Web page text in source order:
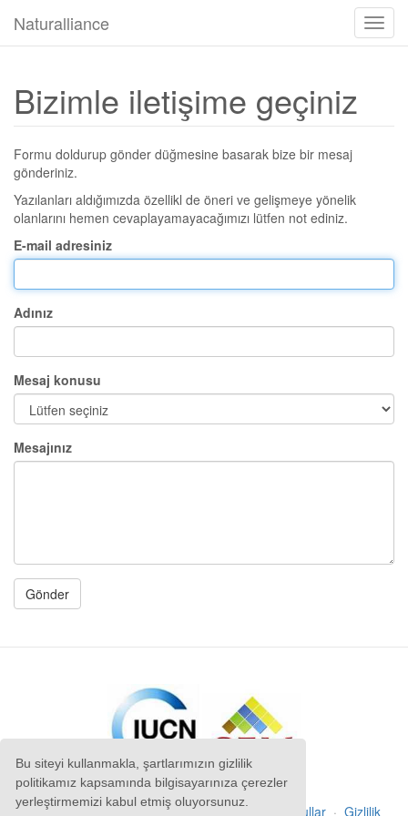
Bu siteyi kullanmakla, şartlarımızın gizlilik
politikamız kapsamında bilgisayarınıza çerezler
yerleştirmemizi kabul etmiş oluyorsunuz.
aç/
Naturalliance
Bizimle iletişime geçiniz
Formu doldurup gönder düğmesine basarak bize bir mesaj
gönderiniz.
Yazılanları aldığımızda özellikl de öneri ve gelişmeye yönelik
olanlarını hemen cevaplayamayacağımızı lütfen not ediniz.
E-mail adresiniz
Adınız
Mesaj konusu
Mesajınız
Telif hakkı©Anatrack Ltd 2026 · Şartlar & Koşullar · Gizlilik